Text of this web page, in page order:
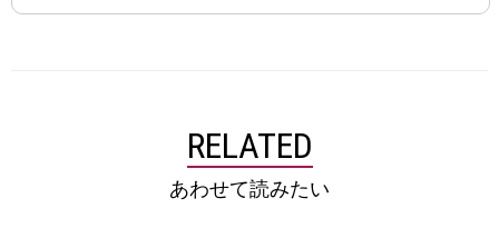
RELATED
あわせて読みたい